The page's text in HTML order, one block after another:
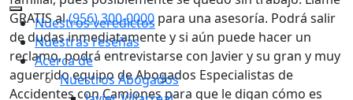
Nuestros veredictos
Nuestras reseñas
Acerca de
Nuestros Abogados
GRATIS al(956) 300-0000 para una asesoría. Podrá salir
de dudas inmediatamente y si aún puede hacer un
reclamo, podrá entrevistarse con Javier y su gran y muy
aguerrido equipo de Abogados Especialistas de
Accidentes con Camiones para que le digan cómo es